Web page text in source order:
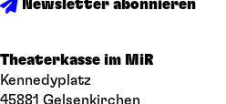
Newsletter abonnieren
Theaterkasse im MiR
Kennedyplatz
45881 Gelsenkirchen